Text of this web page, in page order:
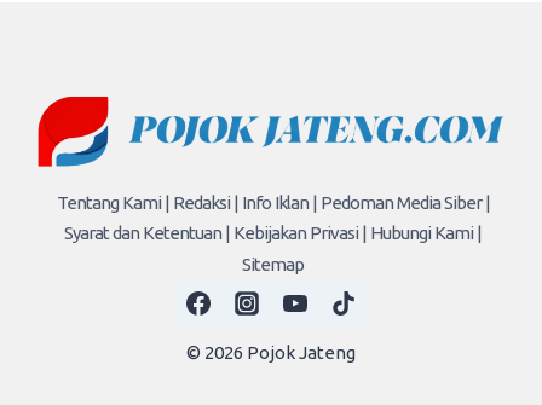
Tentang Kami | Redaksi | Info Iklan | Pedoman Media Siber |
Syarat dan Ketentuan | Kebijakan Privasi | Hubungi Kami |
Sitemap
© 2026 Pojok Jateng